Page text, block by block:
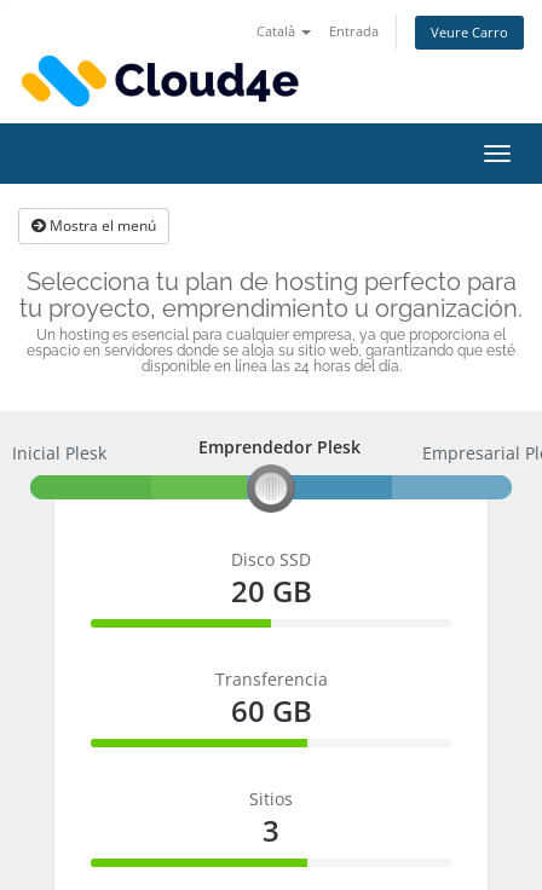
Català Entrada Veure Carro
la
Mostra el menú
Selecciona tu plan de hosting perfecto para
tu proyecto, emprendimiento u organización.
Un hosting es esencial para cualquier empresa, ya que proporciona el
espacio en servidores donde se aloja su sitio web, garantizando que esté
disponible en línea las 24 horas del día.
Emprendedor Plesk
Inicial Plesk Emprendedor Plesk Empresarial
Disco SSD
20 GB
50%
Transferencia
60 GB
60%
Sitios
3
60%